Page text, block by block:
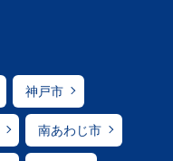
神戸市
南あわじ市